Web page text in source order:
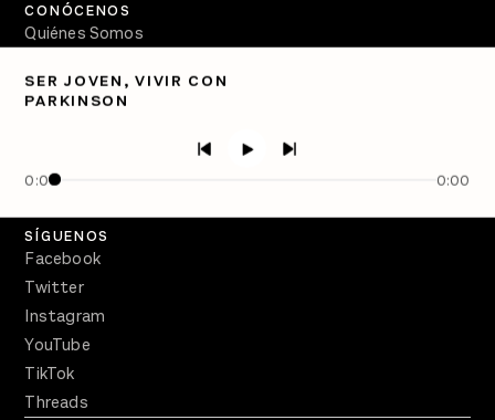
SER JOVEN, VIVIR CON
PARKINSON
0:00 0:00
CONÓCENOS
Quiénes Somos
PÓDCASTS
Crecer en Distopía
SÍGUENOS
Facebook
Twitter
Instagram
YouTube
TikTok
Threads